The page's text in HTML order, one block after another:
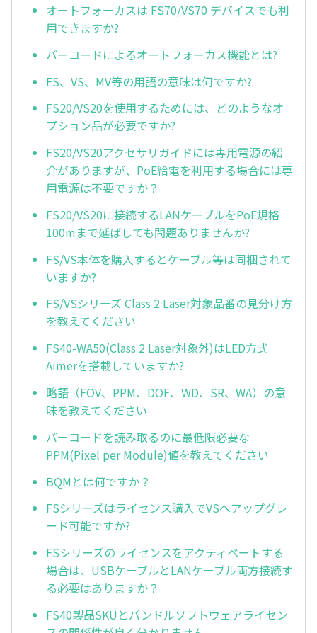
オートフォーカスは FS70/VS70 デバイスでも利
用できますか?
バーコードによるオートフォーカス機能とは?
FS、VS、MV等の用語の意味は何ですか?
FS20/VS20を使用するためには、どのようなオ
プション品が必要ですか?
FS20/VS20アクセサリガイドには専用電源の紹
介がありますが、PoE給電を利用する場合には専
用電源は不要ですか？
FS20/VS20に接続するLANケーブルをPoE規格
100mまで延ばしても問題ありませんか?
FS/VS本体を購入するとケーブル等は同梱されて
いますか?
FS/VSシリーズ Class 2 Laser対象品番の見分け方
を教えてください
FS40-WA50(Class 2 Laser対象外)はLED方式
Aimerを搭載していますか?
略語（FOV、PPM、DOF、WD、SR、WA）の意
味を教えてください
バーコードを読み取るのに最低限必要な
PPM(Pixel per Module)値を教えてください
BQMとは何ですか？
FSシリーズはライセンス購入でVSへアップグレ
ード可能ですか?
FSシリーズのライセンスをアクティベートする
場合は、USBケーブルとLANケーブル両方接続す
る必要はありますか？
FS40製品SKUとバンドルソフトウェアライセン